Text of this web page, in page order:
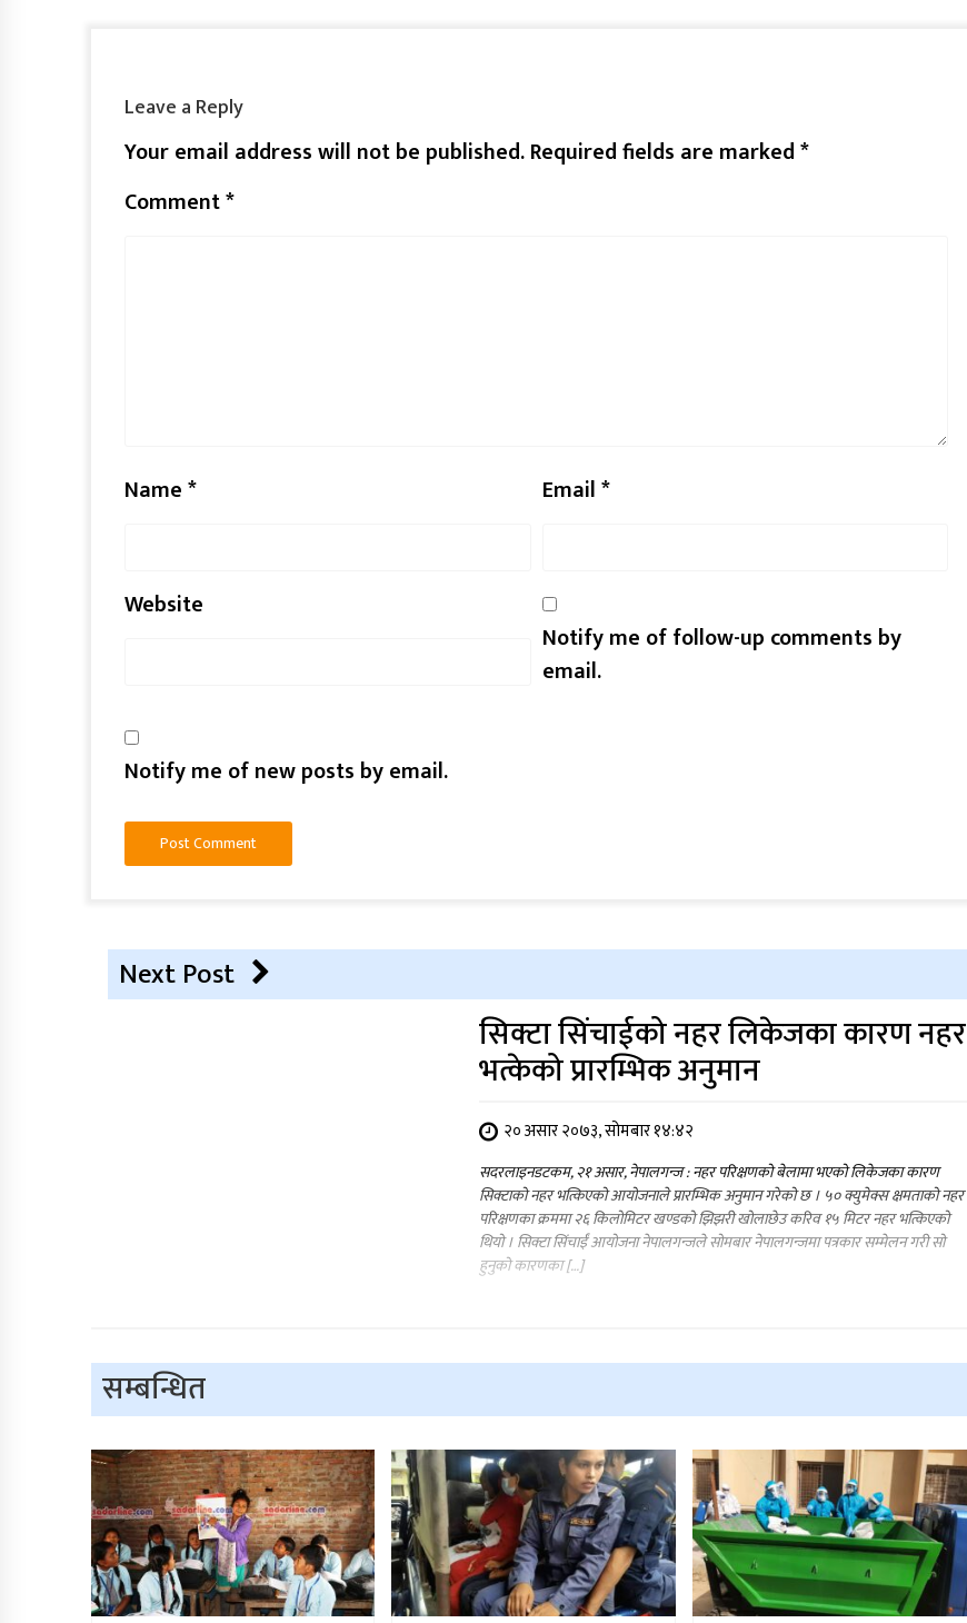
Leave a Reply
Your email address will not be published.Required fields are marked*
Comment*
Name* Email*
Website
Notify me of follow-up comments by
email.
Notify me of new posts by email.
Next Post
सिक्टा सिंचाईको नहर लिकेजका कारण नहर
भत्केको प्रारम्भिक अनुमान
२० असार २०७३, सोमबार १४:४२
सदरलाइनडटकम, २१ असार, नेपालगन्ज : नहर परिक्षणको बेलामा भएको लिकेजका कारण
सिक्टाको नहर भत्किएको आयोजनाले प्रारम्भिक अनुमान गरेको छ । ५० क्युमेक्स क्षमताको नहर
परिक्षणका क्रममा २६ किलोमिटर खण्डको झिझरी खोलाछेउ करिव १५ मिटर नहर भत्किएको
थियो । सिक्टा सिंचाईं आयोजना नेपालगन्जले सोमबार नेपालगन्जमा पत्रकार सम्मेलन गरी सो
हुनुको कारणका […]
सम्बन्धित